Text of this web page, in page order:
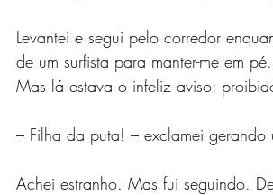
Levantei e segui pelo corredor
de um surfista para manter-me em
Mas lá estava o infeliz aviso:
– Filha da puta! – exclamei gerando
Achei estranho. Mas fui seguindo.